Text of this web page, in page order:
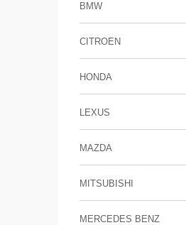
BMW
CITROEN
HONDA
LEXUS
MAZDA
MITSUBISHI
MERCEDES BENZ